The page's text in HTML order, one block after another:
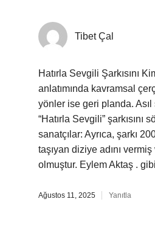
Tibet Çal
Hatırla Sevgili Şarkısını
anlatımında kavramsal
yönler ise geri planda.
“Hatırla Sevgili” şarkısını
sanatçılar: Ayrıca, şarkı
taşıyan diziye adını
olmuştur. Eylem Aktaş .
Ağustos 11, 2025 Yanıtla